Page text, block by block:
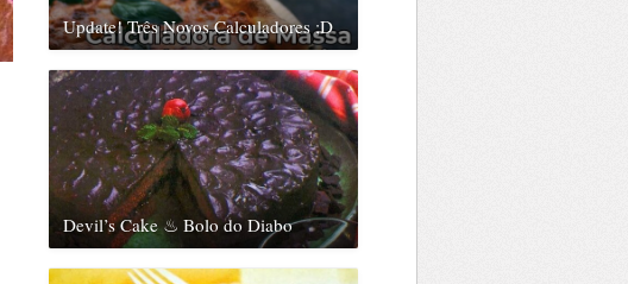
Update! Três Novos Calculadores ;D
Devil’s Cake ♨ Bolo do Diabo